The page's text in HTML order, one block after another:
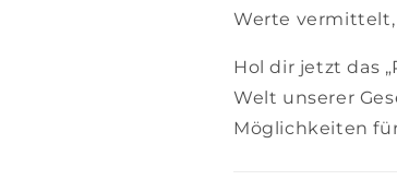
Werte
Hol dir jetzt das
Welt unserer
Möglichkeiten